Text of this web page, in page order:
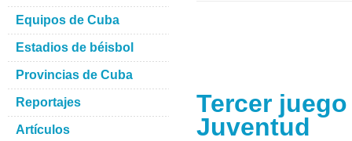
Tercer
Juventud
Equipos de Cuba
Estadios de béisbol
Provincias de Cuba
Reportajes
Artículos